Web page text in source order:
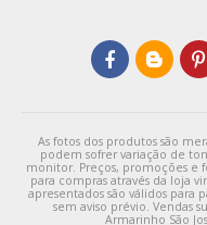
As fotos dos produtos são
podem sofrer variação de
monitor. Preços, promoções e
para compras através da loja
apresentados são válidos para
sem aviso prévio. Vendas
Armarinho São